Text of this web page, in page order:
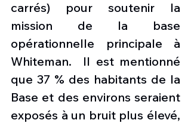
carrés) pour soutenir la
mission de la base
opérationnelle principale à
Whiteman.  Il est mentionné
que 37 % des habitants de la
Base et des environs seraient
exposés à un bruit plus élevé,